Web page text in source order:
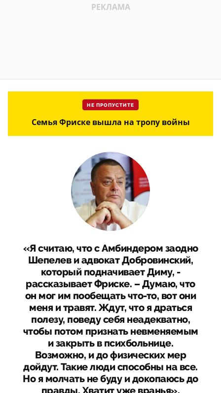
НЕ ПРОПУСТИТЕ
Семья Фриске вышла на тропу войны
«Я считаю, что с Амбиндером заодно
Шепелев и адвокат Добровинский,
который подначивает Диму, -
рассказывает Фриске. – Думаю, что
он мог им пообещать что-то, вот они
меня и травят. Ждут, что я драться
полезу, поведу себя неадекватно,
чтобы потом признать невменяемым
и закрыть в психбольнице.
Возможно, и до физических мер
дойдут. Такие люди способны на все.
Но я молчать не буду и докопаюсь до